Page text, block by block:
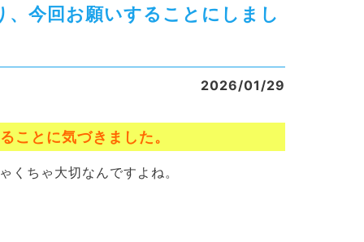
今回お願いすることにしまし
2026/01/29
ことに気づきました。
くちゃ大切なんですよね。